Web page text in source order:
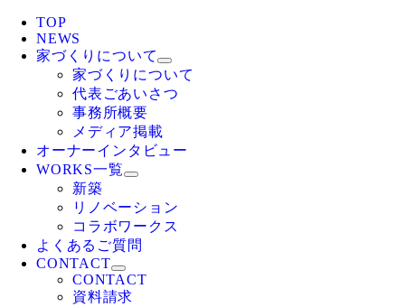
TOP
NEWS
家づくりについて
家づくりについて
代表ごあいさつ
事務所概要
メディア掲載
オーナーインタビュー
WORKS一覧
新築
リノベーション
コラボワークス
よくあるご質問
CONTACT
CONTACT
資料請求